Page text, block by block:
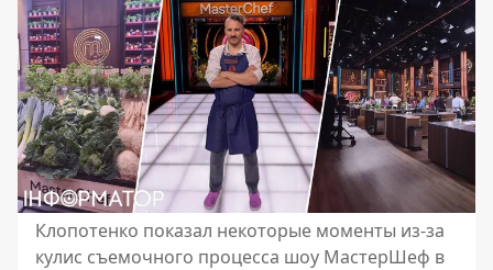
Клопотенко показал некоторые моменты из-за
кулис съемочного процесса шоу МастерШеф в